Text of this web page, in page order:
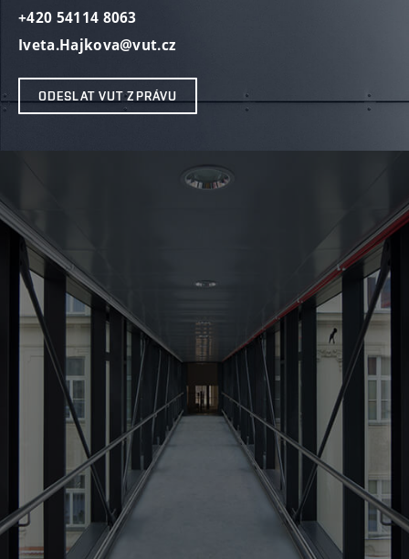
+420 54114 8063
Iveta.Hajkova@vut.cz
ODESLAT VUT ZPRÁVU